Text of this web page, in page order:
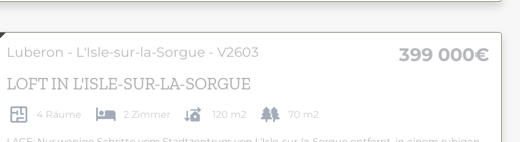
Luberon - L'Isle-sur-la-Sorgue - V2603 399 000€
LOFT IN L'ISLE-SUR-LA-SORGUE
4 Räume 2 Zimmer 120 m2 70 m2